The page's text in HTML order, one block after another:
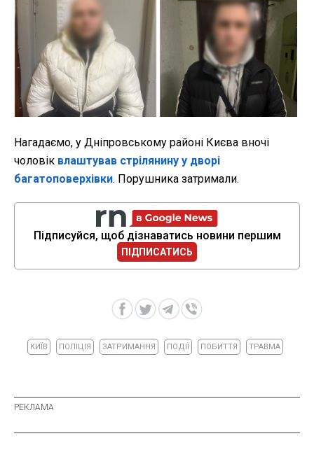
Нагадаємо, у Дніпровському районі Києва вночі
чоловік влаштував стрілянину у дворі
багатоповерхівки. Порушника затримали.
Підписуйся, щоб дізнаватись новини першим
ПІДПИСАТИСЬ
КИЇВ ПОЛІЦІЯ ЗАТРИМАННЯ ПОДІЇ ПОБИТТЯ ТРАВМА